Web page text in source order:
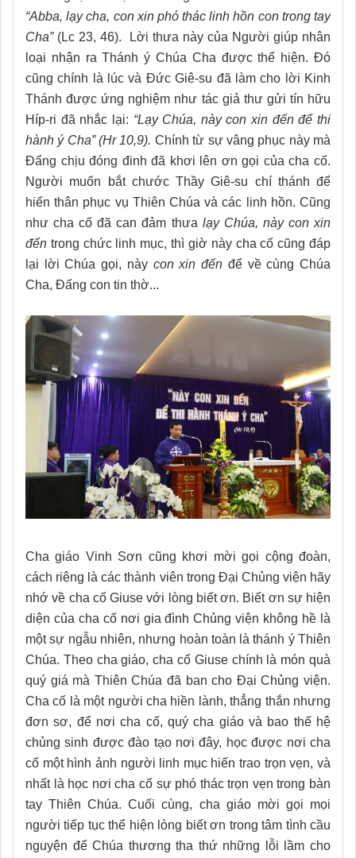
“Abba, lạy cha, con xin phó thác linh hồn con trong tay
Cha”(Lc 23, 46). Lời thưa này của Người giúp nhân
loại nhận ra Thánh ý Chúa Cha được thể hiện. Đó
cũng chính là lúc và Đức Giê-su đã làm cho lời Kinh
Thánh được ứng nghiệm như tác giả thư gửi tín hữu
Híp-ri đã nhắc lại: “Lạy Chúa, này con xin đến để thi
hành ý Cha” (Hr 10,9). Chính từ sự vâng phục này mà
Đấng chịu đóng đinh đã khơi lên ơn gọi của cha cố.
Người muốn bắt chước Thầy Giê-su chí thánh để
hiến thân phục vụ Thiên Chúa và các linh hồn. Cũng
như cha cố đã can đảm thưa lạy Chúa, này con xin
đến trong chức linh mục, thì giờ này cha cố cũng đáp
lại lời Chúa gọi, này con xin đến để về cùng Chúa
Cha, Đấng con tin thờ...
Cha giáo Vinh Sơn cũng khơi mời gọi cộng đoàn,
cách riêng là các thành viên trong Đại Chủng viện hãy
nhớ về cha cố Giuse với lòng biết ơn. Biết ơn sự hiện
diện của cha cố nơi gia đình Chủng viện không hề là
một sự ngẫu nhiên, nhưng hoàn toàn là thánh ý Thiên
Chúa. Theo cha giáo, cha cố Giuse chính là món quà
quý giá mà Thiên Chúa đã ban cho Đại Chủng viện.
Cha cố là một người cha hiền lành, thẳng thắn nhưng
đơn sơ, để nơi cha cố, quý cha giáo và bao thế hệ
chủng sinh được đào tạo nơi đây, học được nơi cha
cố một hình ảnh người linh mục hiến trao trọn vẹn, và
nhất là học nơi cha cố sự phó thác trọn vẹn trong bàn
tay Thiên Chúa. Cuối cùng, cha giáo mời gọi mọi
người tiếp tục thể hiện lòng biết ơn trong tâm tình cầu
nguyện để Chúa thương tha thứ những lỗi lầm cho